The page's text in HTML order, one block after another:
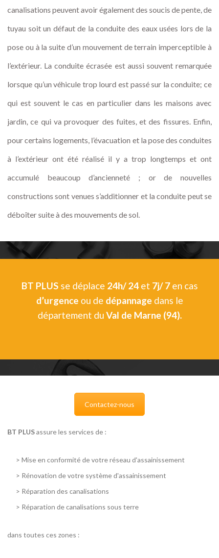
canalisations peuvent avoir également des soucis de pente, de
tuyau soit un défaut de la conduite des eaux usées lors de la
pose ou à la suite d’un mouvement de terrain imperceptible à
l’extérieur. La conduite écrasée est aussi souvent remarquée
lorsque qu’un véhicule trop lourd est passé sur la conduite; ce
qui est souvent le cas en particulier dans les maisons avec
jardin, ce qui va provoquer des fuites, et des fissures. Enfin,
pour certains logements, l’évacuation et la pose des conduites
à l’extérieur ont été réalisé il y a trop longtemps et ont
accumulé beaucoup d’ancienneté ; or de nouvelles
constructions sont venues s’additionner et la conduite peut se
déboîter suite à des mouvements de sol.
BT PLUS se déplace 24h/ 24et 7j/ 7en cas
d’urgence ou de dépannage dans le
département du Val de Marne (94).
Contactez-nous
BT PLUSassure les services de :
> Mise en conformité de votre réseau d'assainissement
> Rénovation de votre système d'assainissement
> Réparation des canalisations
> Réparation de canalisations sous terre
dans toutes ces zones :